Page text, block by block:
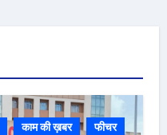
काम की ख़बर फीचर